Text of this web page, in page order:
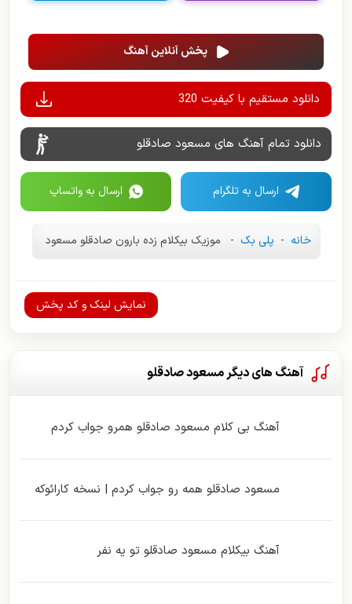
پخش آنلاین آهنگ
دانلود مستقیم با کیفیت 320
دانلود تمام آهنگ های مسعود صادقلو
ارسال به تلگرام ارسال به واتساپ
خانه - پلی بک - موزیک بیکلام زده بارون صادقلو مسعود
نمایش لینک و کد پخش
آهنگ های دیگر مسعود صادقلو
آهنگ بی کلام مسعود صادقلو همرو جواب کردم
مسعود صادقلو همه رو جواب کردم | نسخه کارائوکه
آهنگ بیکلام مسعود صادقلو تو یه نفر